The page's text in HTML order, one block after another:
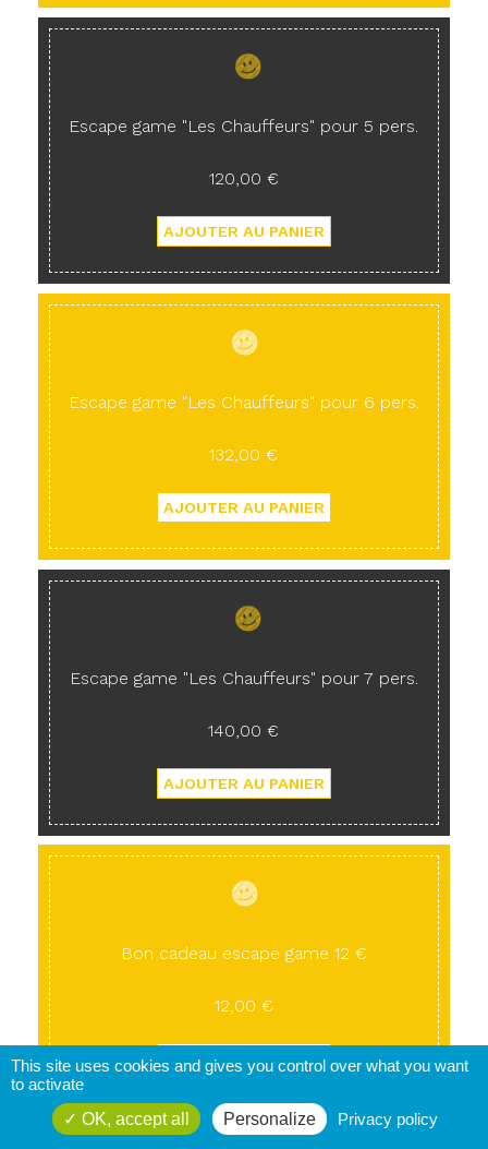
Escape game "Les Chauffeurs" pour 5 pers.
120,00 €
Escape game "Les Chauffeurs" pour 6 pers.
132,00 €
Escape game "Les Chauffeurs" pour 7 pers.
140,00 €
Bon cadeau escape game 12 €
12,00 €
This site uses cookies and gives you control over what you want
to activate
OK, accept all
Personalize Privacy policy